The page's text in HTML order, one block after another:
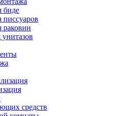
биде
писсуаров
раковин
средств